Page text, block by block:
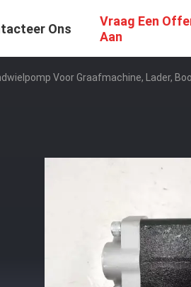
Ons
Vraag Een
Aan
Voor Graafmachine, Lader,